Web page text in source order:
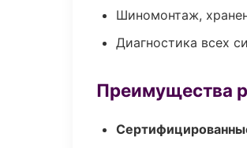
Шиномонтаж,
Диагностика всех
Преимущества